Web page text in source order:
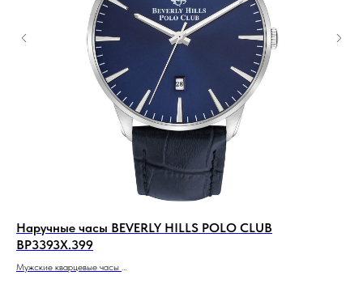
Наручные часы BEVERLY HILLS POLO CLUB
BP3393X.399
Мужские кварцевые часы